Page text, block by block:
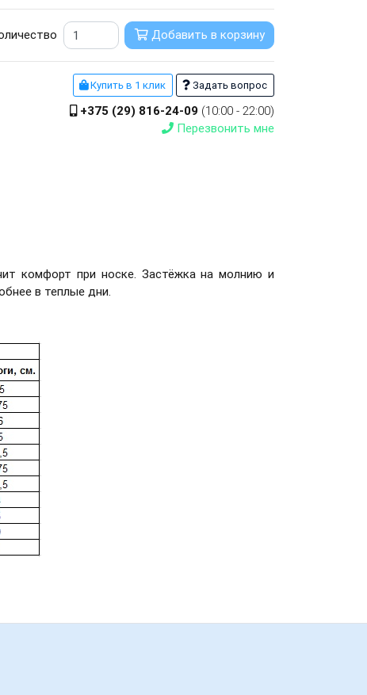
Добавить в корзину
Купить в 1 клик Задать вопрос
+375 (29) 816-24-09(10:00 - 22:00)
Перезвонить мне
комфорт при носке. Застёжка на молнию и
в теплые дни.